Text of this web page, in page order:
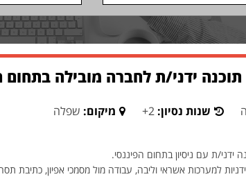
ידני/ת לחברה מובילה
שנות נסיון:2+ מיקום: שפלה
ידני/ת עם ניסיון בתחום הפיננסי.
למערכות אשראי וליבה, עבודה מול מסמכי אפיון, כתיבת